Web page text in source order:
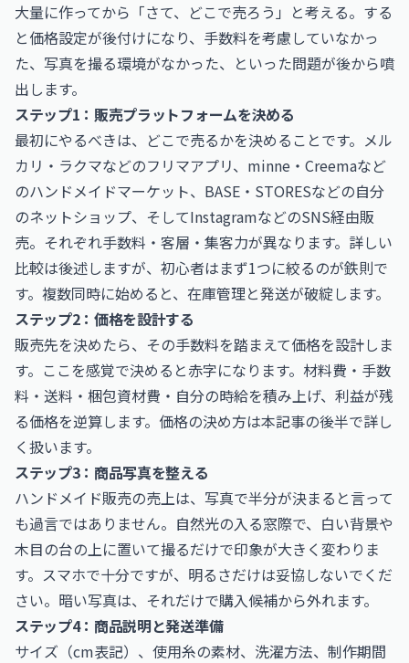
大量に作ってから「さて、どこで売ろう」と考える。する
と価格設定が後付けになり、手数料を考慮していなかっ
た、写真を撮る環境がなかった、といった問題が後から噴
出します。
ステップ1：販売プラットフォームを決める
最初にやるべきは、どこで売るかを決めることです。メル
カリ・ラクマなどのフリマアプリ、minne・Creemaなど
のハンドメイドマーケット、BASE・STORESなどの自分
のネットショップ、そしてInstagramなどのSNS経由販
売。それぞれ手数料・客層・集客力が異なります。詳しい
比較は後述しますが、初心者はまず1つに絞るのが鉄則で
す。複数同時に始めると、在庫管理と発送が破綻します。
ステップ2：価格を設計する
販売先を決めたら、その手数料を踏まえて価格を設計しま
す。ここを感覚で決めると赤字になります。材料費・手数
料・送料・梱包資材費・自分の時給を積み上げ、利益が残
る価格を逆算します。価格の決め方は本記事の後半で詳し
く扱います。
ステップ3：商品写真を整える
ハンドメイド販売の売上は、写真で半分が決まると言って
も過言ではありません。自然光の入る窓際で、白い背景や
木目の台の上に置いて撮るだけで印象が大きく変わりま
す。スマホで十分ですが、明るさだけは妥協しないでくだ
さい。暗い写真は、それだけで購入候補から外れます。
ステップ4：商品説明と発送準備
サイズ（cm表記）、使用糸の素材、洗濯方法、制作期間